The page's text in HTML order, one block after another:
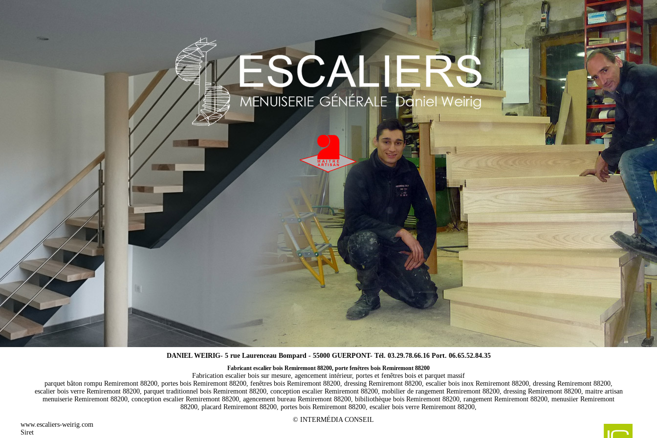
DANIEL WEIRIG- 5 rue Laurenceau Bompard - 55000 GUERPONT- Tél. 03.29.78.66.16 Port. 06.65.52.84.35
Fabricant escalier bois Remiremont 88200, porte fenêtres bois Remiremont 88200
Fabrication escalier bois sur mesure, agencement intérieur, portes et fenêtres bois et parquet massif
parquet bâton rompu Remiremont 88200, portes bois Remiremont 88200, fenêtres bois Remiremont 88200, dressing Remiremont 88200, escalier bois inox Remiremont 88200, dressing Remiremont 88200,
escalier bois verre Remiremont 88200, parquet traditionnel bois Remiremont 88200, conception escalier Remiremont 88200, mobilier de rangement Remiremont 88200, dressing Remiremont 88200, maitre artisan
menuiserie Remiremont 88200, conception escalier Remiremont 88200, agencement bureau Remiremont 88200, bibiliothèque bois Remiremont 88200, rangement Remiremont 88200, menusiier Remiremont
88200, placard Remiremont 88200, portes bois Remiremont 88200, escalier bois verre Remiremont 88200,
www.escaliers-weirig.com
Siret
© INTERMÉDIA CONSEIL